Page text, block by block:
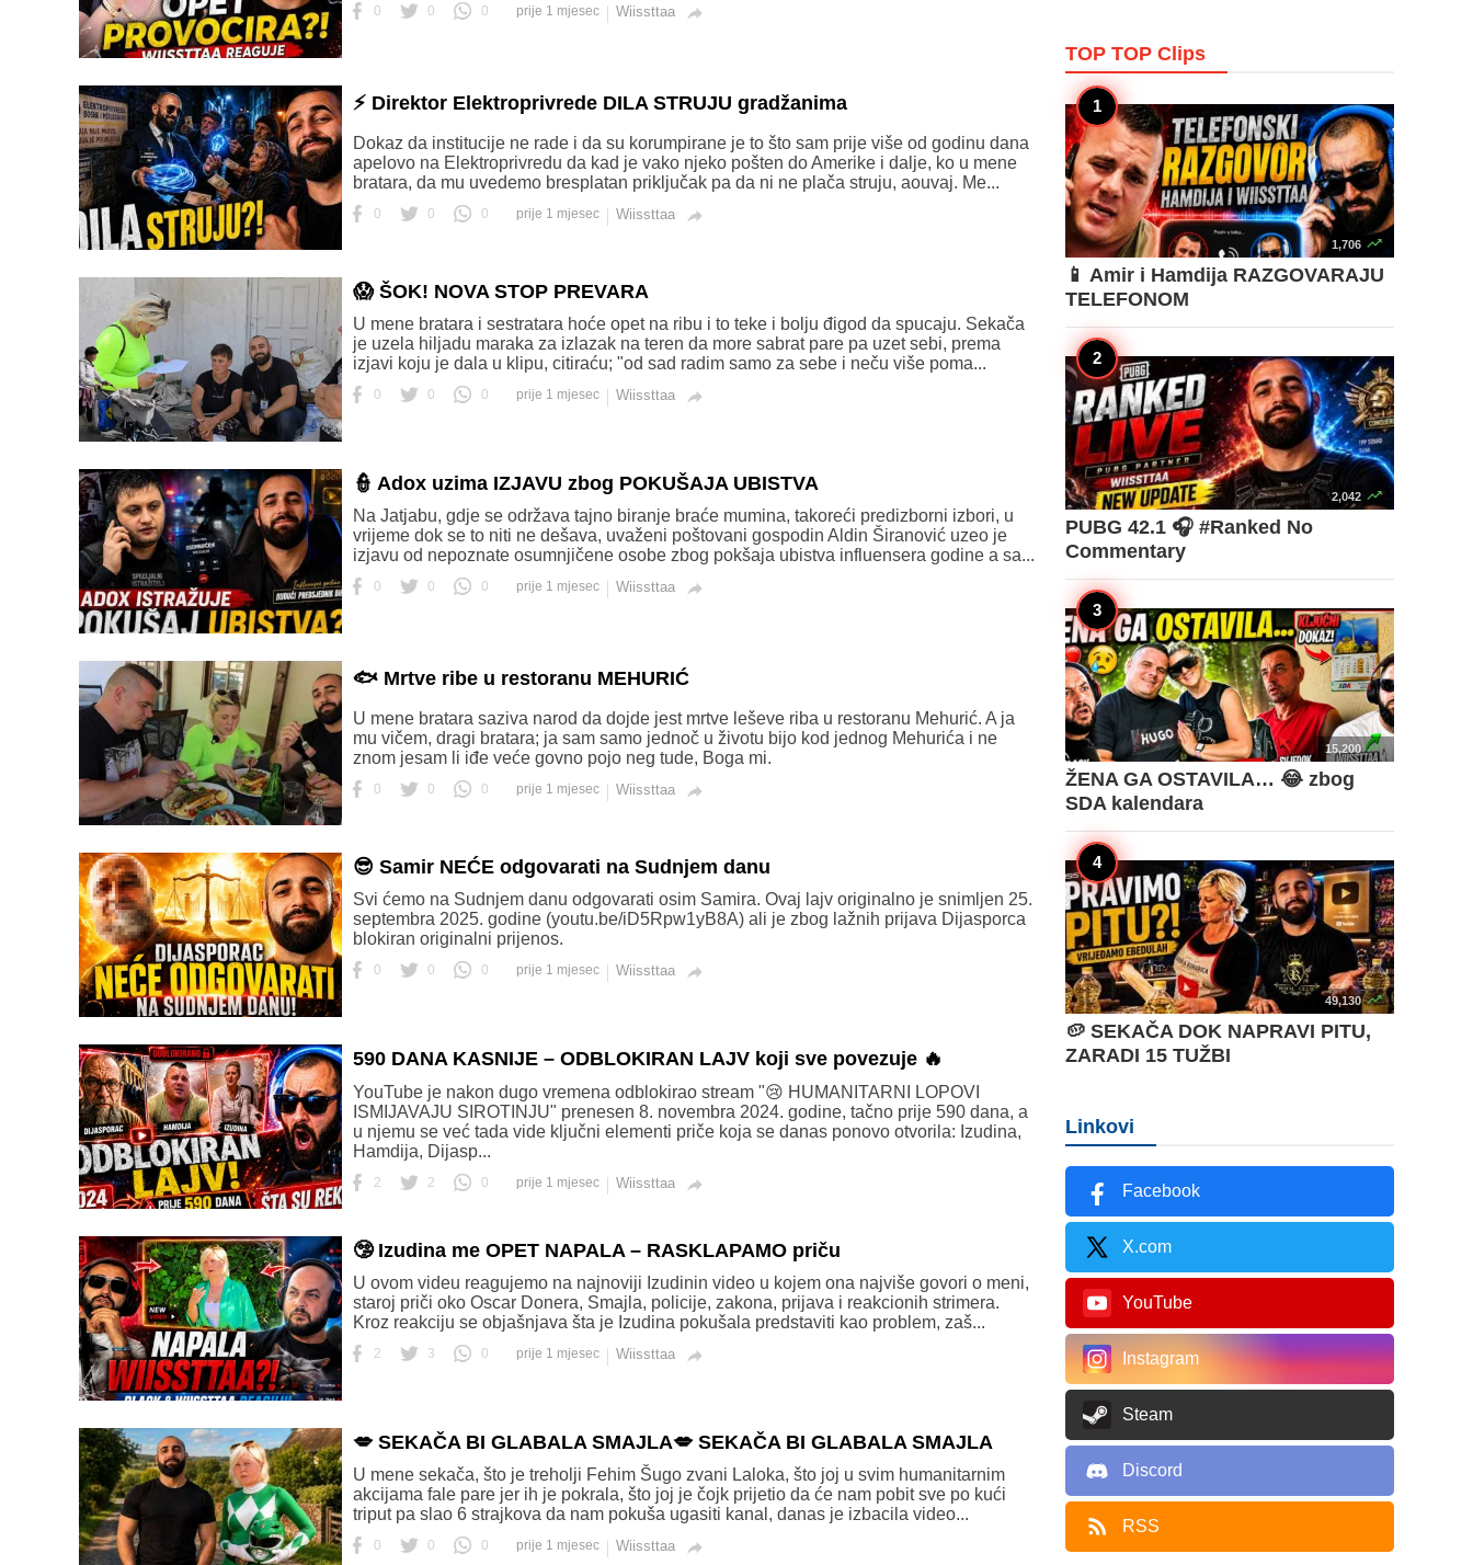
0 0 0 prije 1 mjesec Wiissttaa 
⚡ Direktor Elektroprivrede DILA STRUJU gradžanima
Dokaz da institucije ne rade i da su korumpirane je to što sam prije više od godinu dana
apelovo na Elektroprivredu da kad je vako njeko pošten do Amerike i dalje, ko u mene
bratara, da mu uvedemo bresplatan priključak pa da ni ne plača struju, aouvaj. Me...
0 0 0 prije 1 mjesec Wiissttaa 
😱 ŠOK! NOVA STOP PREVARA
U mene bratara i sestratara hoće opet na ribu i to teke i bolju đigod da spucaju. Sekača
je uzela hiljadu maraka za izlazak na teren da more sabrat pare pa uzet sebi, prema
izjavi koju je dala u klipu, citiraću; "od sad radim samo za sebe i neču više poma...
0 0 0 prije 1 mjesec Wiissttaa 
👮 Adox uzima IZJAVU zbog POKUŠAJA UBISTVA
Na Jatjabu, gdje se održava tajno biranje braće mumina, takoreći predizborni izbori, u
vrijeme dok se to niti ne dešava, uvaženi poštovani gospodin Aldin Širanović uzeo je
izjavu od nepoznate osumnjičene osobe zbog pokšaja ubistva influensera godine a sa...
0 0 0 prije 1 mjesec Wiissttaa 
🐟 Mrtve ribe u restoranu MEHURIĆ
U mene bratara saziva narod da dojde jest mrtve leševe riba u restoranu Mehurić. A ja
mu vičem, dragi bratara; ja sam samo jednoč u životu bijo kod jednog Mehurića i ne
znom jesam li iđe veće govno pojo neg tude, Boga mi.
0 0 0 prije 1 mjesec Wiissttaa 
😎 Samir NEĆE odgovarati na Sudnjem danu
Svi ćemo na Sudnjem danu odgovarati osim Samira. Ovaj lajv originalno je snimljen 25.
septembra 2025. godine (youtu.be/iD5Rpw1yB8A) ali je zbog lažnih prijava Dijasporca
blokiran originalni prijenos.
0 0 0 prije 1 mjesec Wiissttaa 
590 DANA KASNIJE – ODBLOKIRAN LAJV koji sve povezuje 🔥
YouTube je nakon dugo vremena odblokirao stream "😢 HUMANITARNI LOPOVI
ISMIJAVAJU SIROTINJU" prenesen 8. novembra 2024. godine, tačno prije 590 dana, a
u njemu se već tada vide ključni elementi priče koja se danas ponovo otvorila: Izudina,
Hamdija, Dijasp...
2 2 0 prije 1 mjesec Wiissttaa 
🤥 Izudina me OPET NAPALA – RASKLAPAMO priču
U ovom videu ‪reagujemo na najnoviji Izudinin video u kojem ona najviše govori o meni,
staroj priči oko Oscar Donera, Smajla, policije, zakona, prijava i reakcionih strimera.
Kroz reakciju se objašnjava šta je Izudina pokušala predstaviti kao problem, zaš...
2 3 0 prije 1 mjesec Wiissttaa 
💋 SEKAČA BI GLABALA SMAJLA💋 SEKAČA BI GLABALA SMAJLA
U mene sekača, što je treholji Fehim Šugo zvani Laloka, što joj u svim humanitarnim
akcijama fale pare jer ih je pokrala, što joj je čojk prijetio da će nam pobit sve po kući
triput pa slao 6 strajkova da nam pokuša ugasiti kanal, danas je izbacila video...
0 0 0 prije 1 mjesec Wiissttaa 
TOP TOP Clips
1,706 
📱 Amir i Hamdija RAZGOVARAJU
TELEFONOM
2,042 
PUBG 42.1 🎧 #Ranked No
Commentary
15,200 
ŽENA GA OSTAVILA… 😂 zbog
SDA kalendara
49,130 
🥔 SEKAČA DOK NAPRAVI PITU,
ZARADI 15 TUŽBI
Linkovi
Facebook
X.com
YouTube
Instagram
Steam
Discord
RSS